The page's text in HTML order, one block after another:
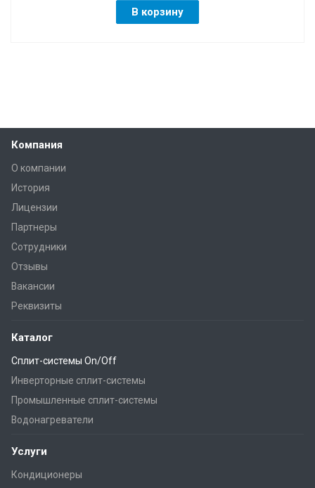
В корзину
Компания
О компании
История
Лицензии
Партнеры
Сотрудники
Отзывы
Вакансии
Реквизиты
Каталог
Сплит-системы On/Off
Инверторные сплит-системы
Промышленные сплит-системы
Водонагреватели
Услуги
Кондиционеры